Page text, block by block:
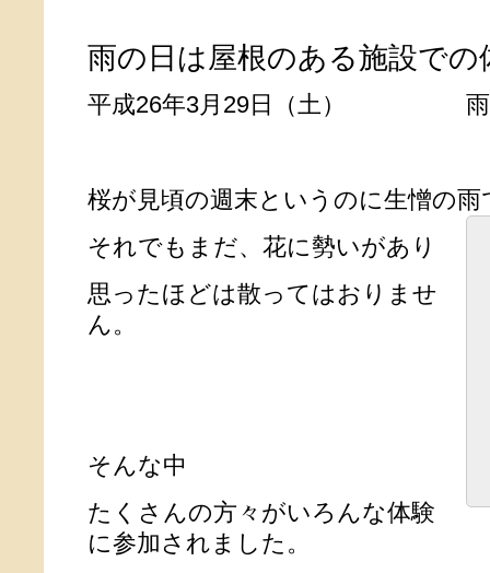
雨の日は屋根のある施設で
平成26年3月29日（土） 雨
桜が見頃の週末というのに生憎の雨
それでもまだ、花に勢いがあり
思ったほどは散ってはおりませ
ん。
そんな中
たくさんの方々がいろんな体験
に参加されました。